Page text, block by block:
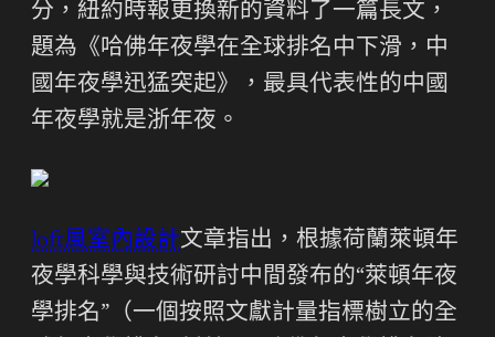
分，紐約時報更換新的資料了一篇長文，
題為《哈佛年夜學在全球排名中下滑，中
國年夜學迅猛突起》，最具代表性的中國
年夜學就是浙年夜。
loft風室內設計文章指出，根據荷蘭萊頓年
夜學科學與技術研討中間發布的“萊頓年夜
學排名”（一個按照文獻計量指標樹立的全